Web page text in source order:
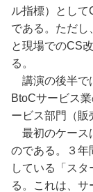
ル指標）とし
である。ただし
と現場でのCS
る。
講演の後半で
BtoCサービス
ービス部門（販
最初のケース
のである。３年
している「ス
る。これは、